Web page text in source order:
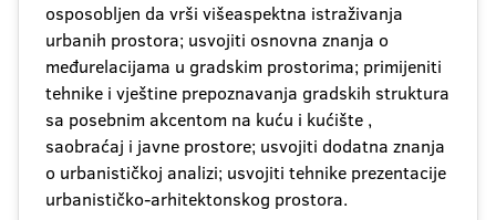
osposobljen da vrši višeaspektna istraživanja
urbanih prostora; usvojiti osnovna znanja o
međurelacijama u gradskim prostorima; primijeniti
tehnike i vještine prepoznavanja gradskih struktura
sa posebnim akcentom na kuću i kućište ,
saobraćaj i javne prostore; usvojiti dodatna znanja
o urbanističkoj analizi; usvojiti tehnike prezentacije
urbanističko-arhitektonskog prostora.